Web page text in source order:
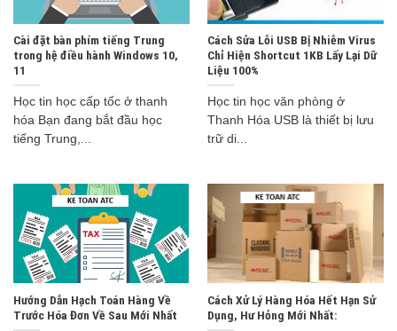
Cài đặt bàn phím tiếng Trung
trong hệ điều hành Windows 10,
11
Học tin học cấp tốc ở thanh
hóa Bạn đang bắt đầu học
tiếng Trung,...
Cách Sửa Lỗi USB Bị Nhiễm Virus
Chỉ Hiện Shortcut 1KB Lấy Lại Dữ
Liệu 100%
Học tin học văn phòng ở
Thanh Hóa USB là thiết bị lưu
trữ di...
Hướng Dẫn Hạch Toán Hàng Về
Trước Hóa Đơn Về Sau Mới Nhất
Cách Xử Lý Hàng Hóa Hết Hạn Sử
Dụng, Hư Hỏng Mới Nhất: